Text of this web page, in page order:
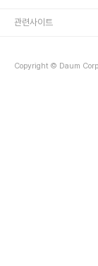
Copyright © Daum
관련사이트